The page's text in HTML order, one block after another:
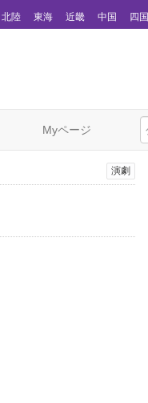
北陸 東海 近畿 中国 四国
Myページ
演劇